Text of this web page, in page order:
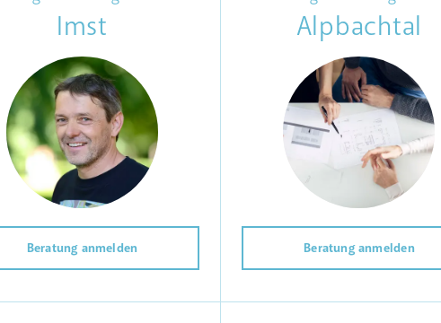
Imst
Beratung anmelden
Alpbachtal
Beratung anmelden